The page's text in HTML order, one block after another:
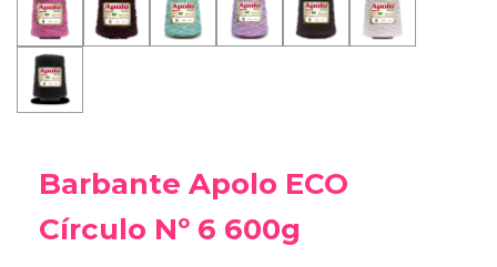
Barbante Apolo ECO
Círculo Nº 6 600g